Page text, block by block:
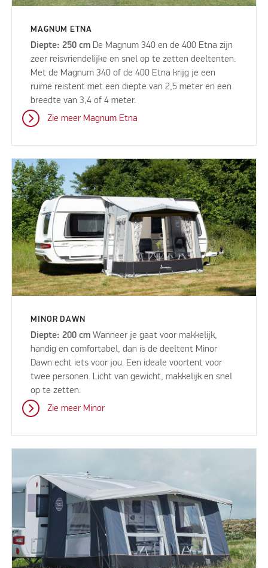
MAGNUM ETNA
Diepte: 250 cm De Magnum 340 en de 400 Etna zijn
zeer reisvriendelijke en snel op te zetten deeltenten.
Met de Magnum 340 of de 400 Etna krijg je een
ruime reistent met een diepte van 2,5 meter en een
breedte van 3,4 of 4 meter.
Zie meer Magnum Etna
MINOR DAWN
Diepte: 200 cm Wanneer je gaat voor makkelijk,
handig en comfortabel, dan is de deeltent Minor
Dawn echt iets voor jou. Een ideale voortent voor
twee personen. Licht van gewicht, makkelijk en snel
op te zetten.
Zie meer Minor